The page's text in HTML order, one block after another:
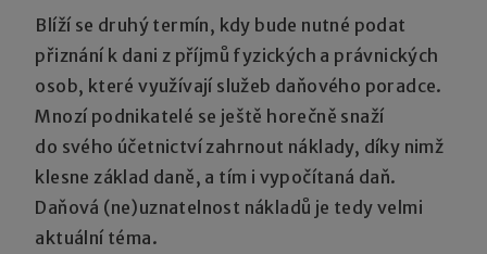
Blíží se druhý termín, kdy bude nutné podat
přiznání k dani z příjmů fyzických a právnických
osob, které využívají služeb daňového poradce.
Mnozí podnikatelé se ještě horečně snaží
do svého účetnictví zahrnout náklady, díky nimž
klesne základ daně, a tím i vypočítaná daň.
Daňová (ne)uznatelnost nákladů je tedy velmi
aktuální téma.